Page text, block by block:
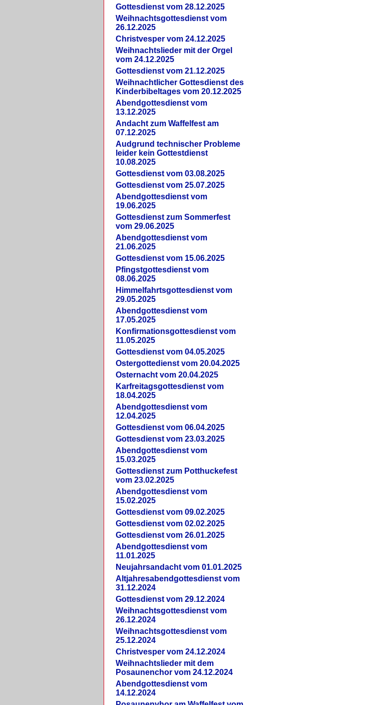
Gottesdienst vom 28.12.2025
Weihnachtsgottesdienst vom
26.12.2025
Christvesper vom 24.12.2025
Weihnachtslieder mit der Orgel
vom 24.12.2025
Gottesdienst vom 21.12.2025
Weihnachtlicher Gottesdienst des
Kinderbibeltages vom 20.12.2025
Abendgottesdienst vom
13.12.2025
Andacht zum Waffelfest am
07.12.2025
Audgrund technischer Probleme
leider kein Gottestdienst
10.08.2025
Gottesdienst vom 03.08.2025
Gottesdienst vom 25.07.2025
Abendgottesdienst vom
19.06.2025
Gottesdienst zum Sommerfest
vom 29.06.2025
Abendgottesdienst vom
21.06.2025
Gottesdienst vom 15.06.2025
Pfingstgottesdienst vom
08.06.2025
Himmelfahrtsgottesdienst vom
29.05.2025
Abendgottesdienst vom
17.05.2025
Konfirmationsgottesdienst vom
11.05.2025
Gottesdienst vom 04.05.2025
Ostergottedienst vom 20.04.2025
Osternacht vom 20.04.2025
Karfreitagsgottesdienst vom
18.04.2025
Abendgottesdienst vom
12.04.2025
Gottesdienst vom 06.04.2025
Gottesdienst vom 23.03.2025
Abendgottesdienst vom
15.03.2025
Gottesdienst zum Potthuckefest
vom 23.02.2025
Abendgottesdienst vom
15.02.2025
Gottesdienst vom 09.02.2025
Gottesdienst vom 02.02.2025
Gottesdienst vom 26.01.2025
Abendgottesdienst vom
11.01.2025
Neujahrsandacht vom 01.01.2025
Altjahresabendgottesdienst vom
31.12.2024
Gottesdienst vom 29.12.2024
Weihnachtsgottesdienst vom
26.12.2024
Weihnachtsgottesdienst vom
25.12.2024
Christvesper vom 24.12.2024
Weihnachtslieder mit dem
Posaunenchor vom 24.12.2024
Abendgottesdienst vom
14.12.2024